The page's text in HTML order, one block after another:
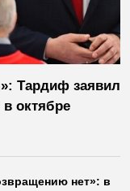
Тардиф заявил
в октябре
нет»: в